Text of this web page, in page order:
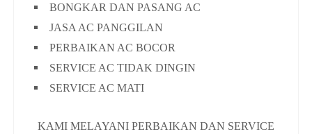
BONGKAR DAN PASANG AC
JASA AC PANGGILAN
PERBAIKAN AC BOCOR
SERVICE AC TIDAK DINGIN
SERVICE AC MATI
KAMI MELAYANI PERBAIKAN DAN SERVICE